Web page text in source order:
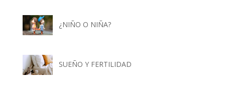
¿NIÑO O NIÑA?
SUEÑO Y FERTILIDAD